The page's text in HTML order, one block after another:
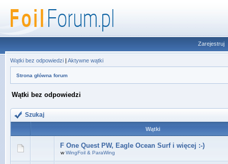
Zarejestruj
Wątki bez odpowiedzi | Aktywne wątki
Strona główna forum
Wątki bez odpowiedzi
Szukaj
Wątki
F One Quest PW, Eagle Ocean Surf i więcej :-)
wWingFoil & ParaWing